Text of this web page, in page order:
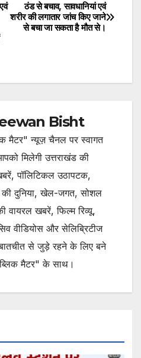
ठंड से बचाव, सावधानियां एवं
शरीर की लगातार जांच किए जाने
से बचा जा सकता है मौत से।
Bisht
मैटर" न्यूज़ चैनल पर स्वागत
मिलेगी उत्तराखंड की
पॉलिटिकल उठापटक,
की दुनिया, खेल-जगत, सोशल
वायरल खबरें, फिल्म रिव्यू,
वीडियोस और सेलिब्रिटीज
से जुड़े रहने के लिए बने
मैटर" के साथ।